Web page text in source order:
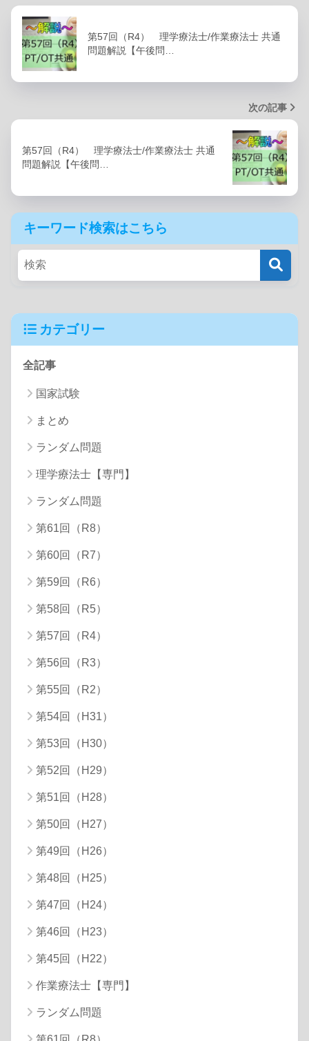
第57回（R4） 理学療法士/作業療法士 共通
問題解説【午後問…
次の記事
第57回（R4） 理学療法士/作業療法士 共通
問題解説【午後問…
キーワード検索はこちら
カテゴリー
全記事
国家試験
まとめ
ランダム問題
理学療法士【専門】
ランダム問題
第61回（R8）
第60回（R7）
第59回（R6）
第58回（R5）
第57回（R4）
第56回（R3）
第55回（R2）
第54回（H31）
第53回（H30）
第52回（H29）
第51回（H28）
第50回（H27）
第49回（H26）
第48回（H25）
第47回（H24）
第46回（H23）
第45回（H22）
作業療法士【専門】
ランダム問題